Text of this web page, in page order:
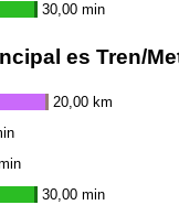
30,00 min
es Tren/
20,00 km
30,00 min